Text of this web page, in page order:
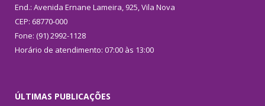
End.: Avenida Ernane Lameira, 925, Vila Nova
CEP: 68770-000
Fone: (91) 2992-1128
Horário de atendimento: 07:00 às 13:00
ÚLTIMAS PUBLICAÇÕES